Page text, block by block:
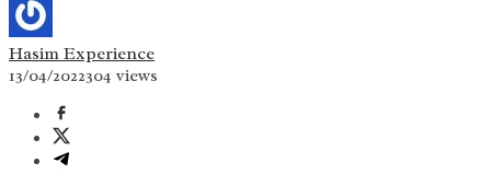
Hasim Experience
13/04/2022304 views